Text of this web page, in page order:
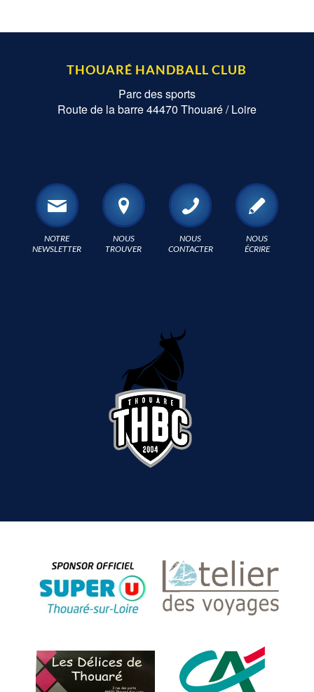
THOUARÉ HANDBALL CLUB
Parc des sports
Route de la barre 44470 Thouaré / Loire
NOTRE
NEWSLETTER
NOUS
TROUVER
NOUS
CONTACTER
NOUS
ÉCRIRE